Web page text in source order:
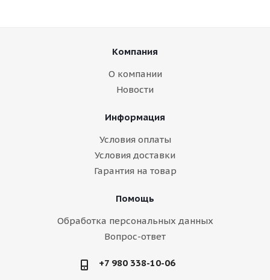
Компания
О компании
Новости
Информация
Условия оплаты
Условия доставки
Гарантия на товар
Помощь
Обработка персональных данных
Вопрос-ответ
+7 980 338-10-06